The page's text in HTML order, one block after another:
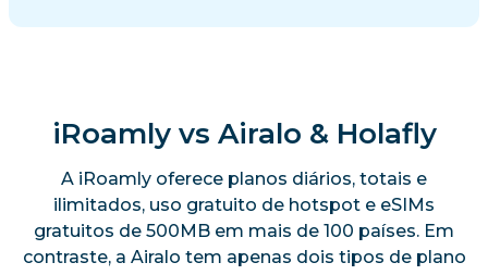
iRoamly vs Airalo & Holafly
A iRoamly oferece planos diários, totais e
ilimitados, uso gratuito de hotspot e eSIMs
gratuitos de 500MB em mais de 100 países. Em
contraste, a Airalo tem apenas dois tipos de plano